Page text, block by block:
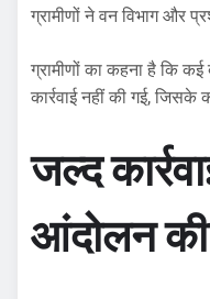
ग्रामीणों ने वन विभाग और
ग्रामीणों का कहना है कि
कार्रवाई नहीं की गई,
जल्द
आंदोलन की